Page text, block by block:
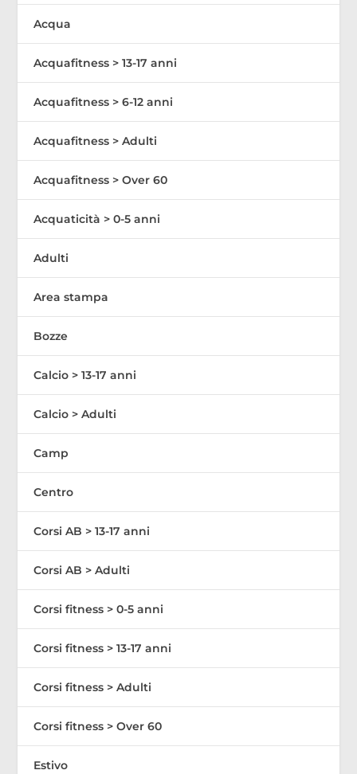
Acqua
Acquafitness > 13-17 anni
Acquafitness > 6-12 anni
Acquafitness > Adulti
Acquafitness > Over 60
Acquaticità > 0-5 anni
Adulti
Area stampa
Bozze
Calcio > 13-17 anni
Calcio > Adulti
Camp
Centro
Corsi AB > 13-17 anni
Corsi AB > Adulti
Corsi fitness > 0-5 anni
Corsi fitness > 13-17 anni
Corsi fitness > Adulti
Corsi fitness > Over 60
Estivo